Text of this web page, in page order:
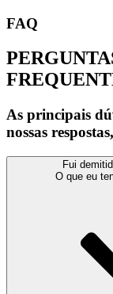
FAQ
As principais
nossas
Fui
O que eu